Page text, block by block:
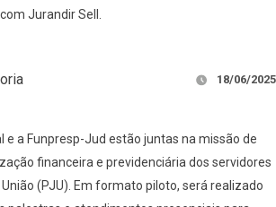
Jurandir Sell.
18/06/2025
e a Funpresp-Jud estão juntas na missão de
financeira e previdenciária dos servidores
(PJU). Em formato piloto, será realizado